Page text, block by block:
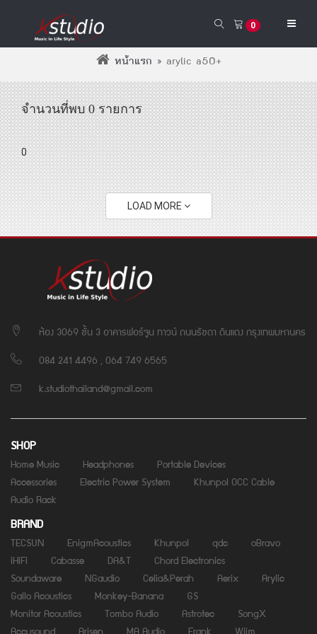
0
หน้าแรก » arylic a50+
จำนวนที่พบ 0 รายการ
0
LOAD MORE
ห้อง 3069 ชั้น 3 อาคารฟอร์จูน ทาวน์ ถนนรัชดา ดินแดง กรุงเทพมหานคร
084 241 4496 , 064 749 6565
k.studiothailand@gmail.com
SHOP
Home Music Headphones
Portable Devices
Accessories
Electric Power System
Khunpol OCC Cable
Audio Rack
BRAND
TECSUN EnigmAcoustics Khunpol qdc
oBravo
iHiFi
Cabasse DA&T
Chord Electronics
Soundaware
NGaudio Celia&Perah Aerix
Arylic
Gallo Acoustics
Monkey-Banana
GS
Monitor Acoustics
Tombo Audio Astrotec
SongX